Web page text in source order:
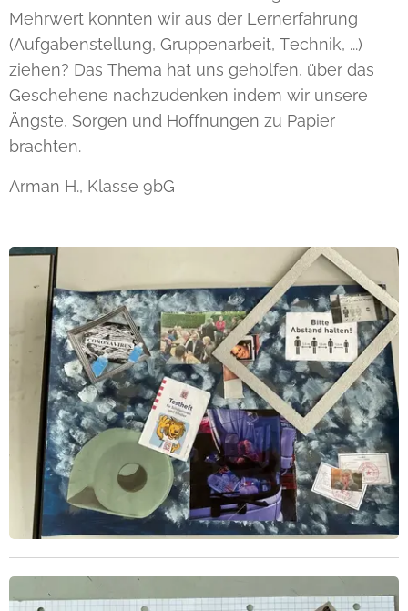
Mehrwert konnten wir aus der Lernerfahrung
(Aufgabenstellung, Gruppenarbeit, Technik, ...)
ziehen? Das Thema hat uns geholfen, über das
Geschehene nachzudenken indem wir unsere
Ängste, Sorgen und Hoffnungen zu Papier
brachten.
Arman H., Klasse 9bG